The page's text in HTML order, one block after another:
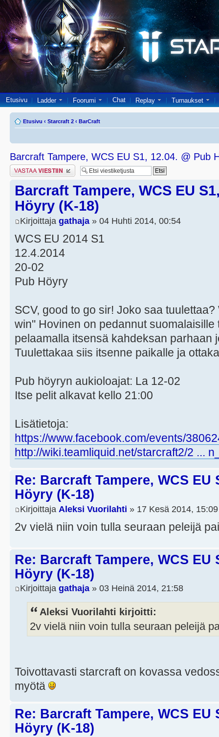
Etusivu Ladder Foorumi Chat Replay Turnaukset
Etusivu ‹ Starcraft 2 ‹ BarCraft
Barcraft Tampere, WCS EU S1, 12.04. @ Pub
Lähetä vastaus
Barcraft Tampere, WCS EU
Höyry (K-18)
Kirjoittaja gathaja » 04 Huhti 2014, 00:54
WCS EU 2014 S1
12.4.2014
20-02
Pub Höyry
SCV, good to go sir! Joko saa
win" Hovinen on pedannut
pelaamalla itsensä kahdeksan parhaan
Tuulettakaa siis itsenne paikalle ja
Pub höyryn aukioloajat: La 12-02
Itse pelit alkavat kello 21:00
Lisätietoja:
https://www.facebook.com/events/
http://wiki.teamliquid.net/starcraft2/2 ...
Re: Barcraft Tampere, WCS EU
Höyry (K-18)
Kirjoittaja Aleksi Vuorilahti » 17 Kesä 2014, 15:09
2v vielä niin voin tulla seuraan peleijä
Re: Barcraft Tampere, WCS EU
Höyry (K-18)
Kirjoittaja gathaja » 03 Heinä 2014, 21:58
Aleksi Vuorilahti kirjoitti:
2v vielä niin voin tulla seuraan peleijä
Toivottavasti starcraft on kovassa
myötä
Re: Barcraft Tampere, WCS EU
Höyry (K-18)